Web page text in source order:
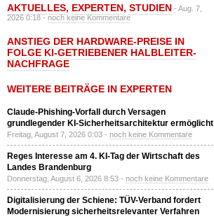
AKTUELLES, EXPERTEN, STUDIEN - Aug. 7,
2026 0:18 -noch keine Kommentare
ANSTIEG DER HARDWARE-PREISE IN
FOLGE KI-GETRIEBENER HALBLEITER-
NACHFRAGE
WEITERE BEITRÄGE IN EXPERTEN
Claude-Phishing-Vorfall durch Versagen
grundlegender KI-Sicherheitsarchitektur ermöglicht
Freitag, August 7, 2026 0:03 - noch keine Kommentare
Reges Interesse am 4. KI-Tag der Wirtschaft des
Landes Brandenburg
Donnerstag, August 6, 2026 8:53 - noch keine Kommentare
Digitalisierung der Schiene: TÜV-Verband fordert
Modernisierung sicherheitsrelevanter Verfahren